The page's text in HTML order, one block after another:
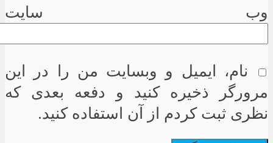
وب سایت
نام، ایمیل و وبسایت من را در این
مرورگر ذخیره کنید و دفعه بعدی که
نظری ثبت کردم از آن استفاده کنید.